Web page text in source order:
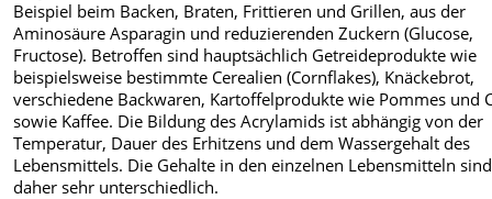
Beispiel beim Backen, Braten, Frittieren und Grillen, aus der
Aminosäure Asparagin und reduzierenden Zuckern (Glucose,
Fructose). Betroffen sind hauptsächlich Getreideprodukte wie
beispielsweise bestimmte Cerealien (Cornflakes), Knäckebrot,
verschiedene Backwaren, Kartoffelprodukte wie Pommes und
sowie Kaffee. Die Bildung des Acrylamids ist abhängig von der
Temperatur, Dauer des Erhitzens und dem Wassergehalt des
Lebensmittels. Die Gehalte in den einzelnen Lebensmitteln sind
daher sehr unterschiedlich.